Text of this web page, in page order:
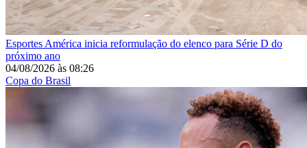
Esportes América inicia reformulação do elenco para Série D do
próximo ano
04/08/2026 às 08:26
Copa do Brasil